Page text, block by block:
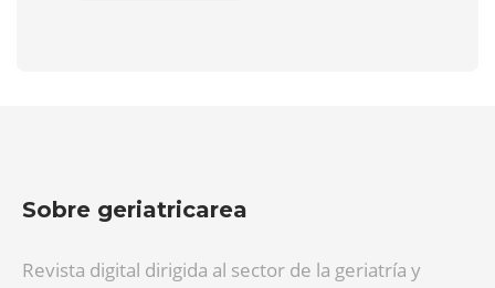
Sobre geriatricarea
Revista digital dirigida al sector de la geriatría y